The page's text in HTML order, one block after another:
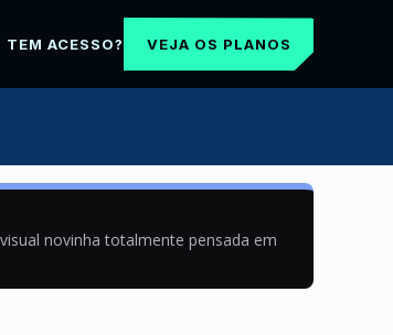
TEM ACESSO? VEJA OS PLANOS
novinha totalmente pensada em